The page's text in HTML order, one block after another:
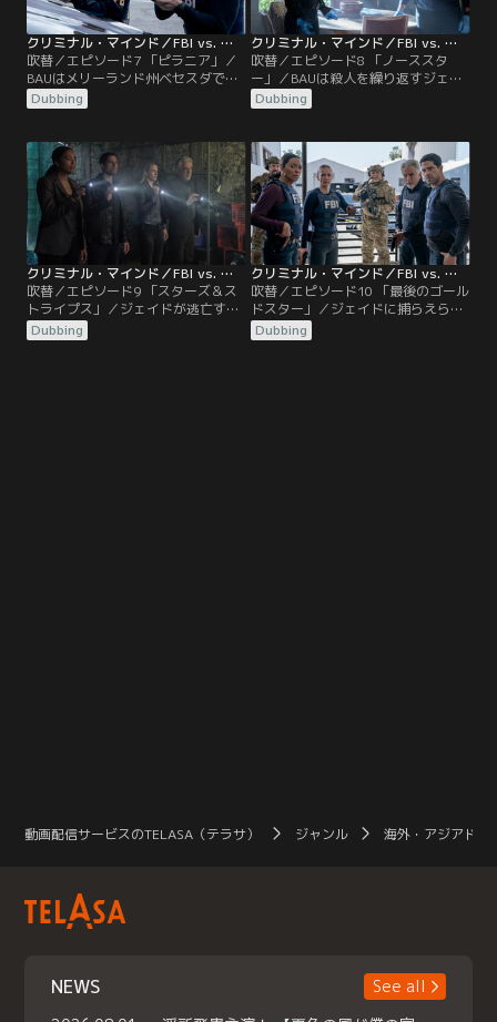
クリミナル・マインド／FBI vs. 異常犯罪 エボリューション（シーズン17） 第07話／吹替
吹替／エピソード7 「ピラニア」／
BAUはメリーランド州ベセスダで起
きた被害者に酸を浴びせて殺す事件
を追う。一方、プレンティスとロッ
ターとの関りを探る。プレンティス
はロッシの忠告を無視し、ジェイソ
ン・ギデオンの元妻ジルに会う。ヴ
ォイトは弁護士を使ってダミアンの
接触を試みる。
Dubbing
クリミナル・マインド／FBI vs. 異常犯罪 エボリューション（シーズン17） 第08話／吹替
吹替／エピソード8 「ノーススタ
ー」／BAUは殺人を繰り返すジェイ
ドとダミアンの先手を打とうとす
る。再会を果たしたロッシは、ジェ
に。そして過去に折り合いをつける
必要に迫られる。そんな中、プログ
ラム関係者の唯一の生存者がジルだ
と知らされる。一方、タイラーとレ
ベッカは、ヴォイトの弁護士を利用
して調査を開始する。
Dubbing
クリミナル・マインド／FBI vs. 異常犯罪 エボリューション（シーズン17） 第09話／吹替
吹替／エピソード9 「スターズ＆ス
トライプス」／ジェイドが逃亡する
中、ガルシアはゴールドスターの犠
牲者と政府と契約していた民間の警
Dubbing
クリミナル・マインド／FBI vs. 異常犯罪 エボリューション（シーズン17） 第10話（最終話）／吹替
吹替／エピソード10 「最後のゴール
ドスター」／ジェイドに捕らえられ
命の危険にさらされたプレンティス
は弁明を求められる。そして、最後
Dubbing
動画配信サービスのTELASA（テラサ） ジャンル 海外・アジアドラ
NEWS
See all